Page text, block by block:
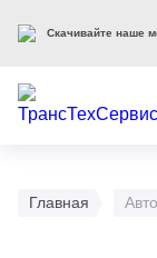
Главная
Скачивайте наше